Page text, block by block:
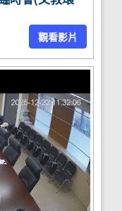
觀看影片